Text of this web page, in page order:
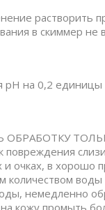
растворить
в скиммер не
на 0,2
повреждения
и очках, в
воды
немедленно
кожу промыть